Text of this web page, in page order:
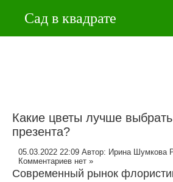
Какие цветы лучше
презента?
05.03.2022 22:09 Автор: Ирина Шумкова
Комментариев нет »
Современный рынок
Сад в квадрате